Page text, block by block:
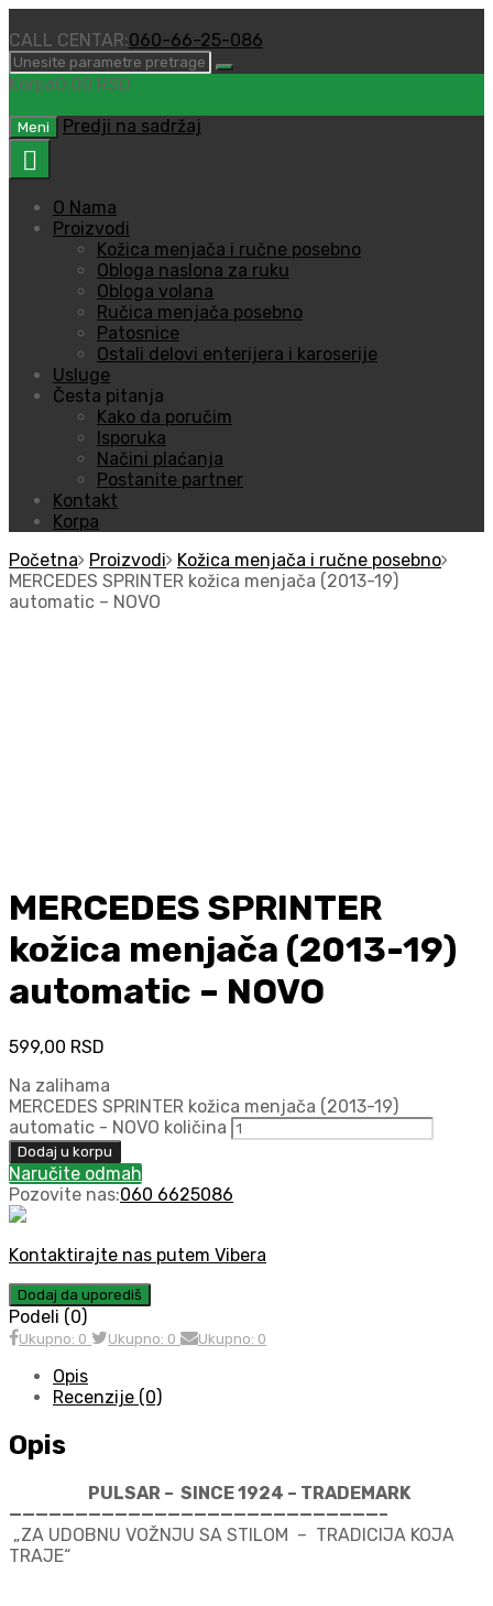
CALL CENTAR:060-66-25-086
Korpa0,00 RSD
Meni Predji na sadržaj
O Nama
Proizvodi
Kožica menjača i ručne posebno
Obloga naslona za ruku
Obloga volana
Ručica menjača posebno
Patosnice
Ostali delovi enterijera i karoserije
Usluge
Česta pitanja
Kako da poručim
Isporuka
Načini plaćanja
Postanite partner
Kontakt
Korpa
Početna
Proizvodi
Kožica menjača i ručne posebno
MERCEDES SPRINTER kožica menjača (2013-19)
automatic – NOVO
MERCEDES SPRINTER
kožica menjača (2013-19)
automatic – NOVO
599,00 RSD
Na zalihama
MERCEDES SPRINTER kožica menjača (2013-19)
automatic - NOVO količina
Dodaj u korpu
Naručite odmah
Pozovite nas:060 6625086
Kontaktirajte nas putem Vibera
Dodaj da uporediš
Podeli (0)
Ukupno: 0 Ukupno: 0 Ukupno: 0
Opis
Recenzije (0)
Opis
PULSAR – SINCE 1924 – TRADEMARK
————————————————————————————–
„ZA UDOBNU VOŽNJU SA STILOM – TRADICIJA KOJA
TRAJE“